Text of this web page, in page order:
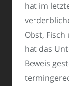
hat im
Obst,
hat das
Beweis